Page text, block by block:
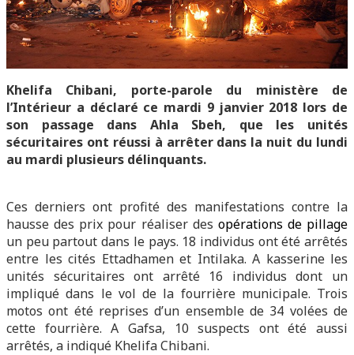
Khelifa Chibani, porte-parole du ministère de
l’Intérieur a déclaré ce mardi 9 janvier 2018 lors de
son passage dans Ahla Sbeh, que les unités
sécuritaires ont réussi à arrêter dans la nuit du lundi
au mardi plusieurs délinquants.
Ces derniers ont profité des manifestations contre la
hausse des prix pour réaliser des opérations de pillage
un peu partout dans le pays. 18 individus ont été arrêtés
entre les cités Ettadhamen et Intilaka. A kasserine les
unités sécuritaires ont arrêté 16 individus dont un
impliqué dans le vol de la fourrière municipale. Trois
motos ont été reprises d’un ensemble de 34 volées de
cette fourrière. A Gafsa, 10 suspects ont été aussi
arrêtés, a indiqué Khelifa Chibani.